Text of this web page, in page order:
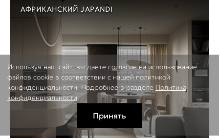
АФРИКАНСКИЙ JAPANDI
Используя наш сайт, вы даете согласие на использование
файлов cookie в соответствии с нашей политикой
конфиденциальности. Подробнее в разделе Политика
конфиденциальности.
Принять